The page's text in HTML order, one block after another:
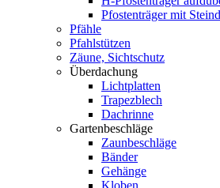
Pfostenträger mit
Pfähle
Pfahlstützen
Zäune, Sichtschutz
Überdachung
Lichtplatten
Trapezblech
Dachrinne
Gartenbeschläge
Zaunbeschläge
Bänder
Gehänge
Kloben